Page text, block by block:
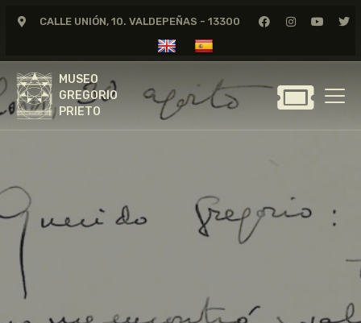
CALLE UNIÓN, 10. VALDEPEÑAS - 13300
MUSEO
GREGORIO
PRIETO
MUSEO
GREGORIO
GREGORIO PRIETO
CERTAMEN DE DIBUJO